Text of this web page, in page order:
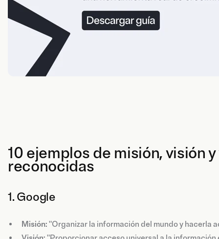
10 ejemplos de misión, visión
reconocidas
1. Google
Misión: "Organizar la información del mundo y hacerla